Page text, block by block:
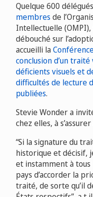
Quelque 600
membres de
Intellectuelle
débouché sur
accueilli la
conclusion d’un traité
déficients visuels et
difficultés de lecture
publiées.
Stevie Wonder a
chez elles, à
“Si la signature du
historique et décisif,
et instamment à
pays d’accorder la
traité, de sorte qu’il